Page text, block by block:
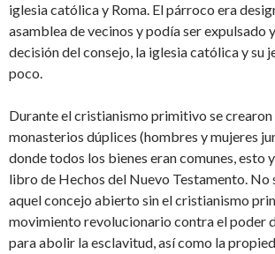
iglesia católica y Roma. El párroco era
asamblea de vecinos y podía ser expulsado
decisión del consejo, la iglesia católica y su
poco.
Durante el cristianismo primitivo se
monasterios dúplices (hombres y mujeres
donde todos los bienes eran comunes, esto
libro de Hechos del Nuevo Testamento. No
aquel concejo abierto sin el cristianismo
movimiento revolucionario contra el poder
para abolir la esclavitud, así como la